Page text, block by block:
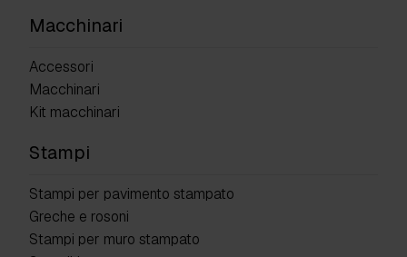
Macchinari
Accessori
Macchinari
Kit macchinari
Stampi
Stampi per pavimento stampato
Greche e rosoni
Stampi per muro stampato